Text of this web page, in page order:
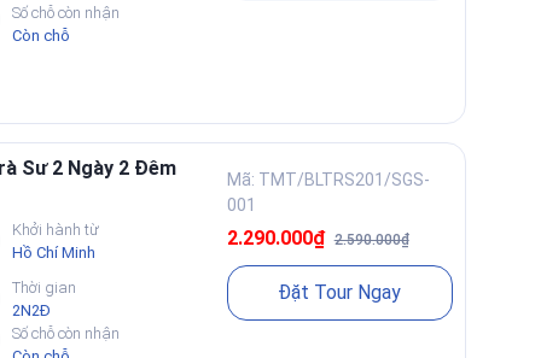
Star Travel sẽ gợi ý nhanh theo số người, nhóm tuổi
Số chỗ còn nhận
Còn chỗ
Sư 2 Ngày 2 Đêm
Khởi hành từ
Hồ Chí Minh
Thời gian
2N2Đ
Số chỗ còn nhận
Mã: TMT/BLTRS201/SGS-
001
2.290.000₫2.590.000₫
Đặt Tour Ngay